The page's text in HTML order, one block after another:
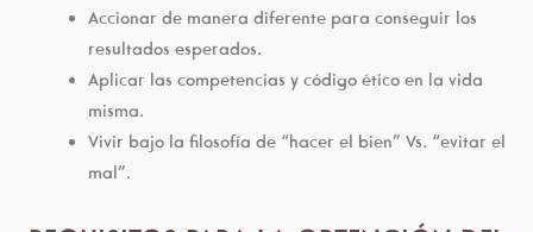
Accionar de manera diferente para conseguir los
resultados esperados.
Aplicar las competencias y código ético en la vida
misma.
Vivir bajo la filosofía de “hacer el bien” Vs. “evitar el
mal”.